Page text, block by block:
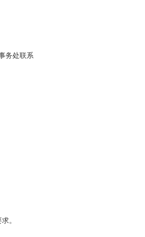
务处联系
。